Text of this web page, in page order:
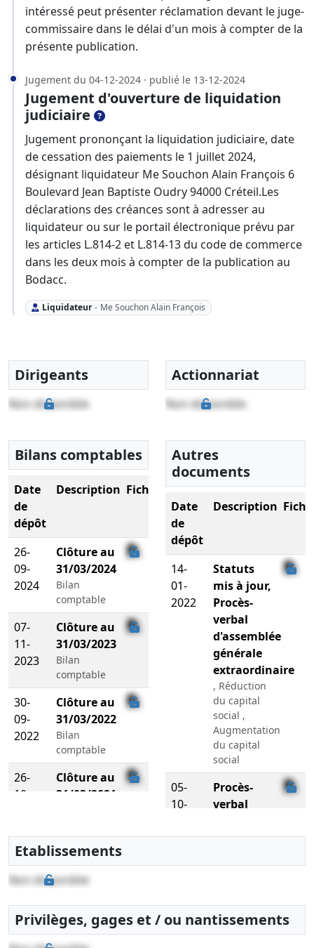
intéressé peut présenter réclamation devant le juge-
commissaire dans le délai d'un mois à compter de la
présente publication.
Jugement du 04-12-2024 · publié le 13-12-2024
Jugement d'ouverture de liquidation
judiciaire
Jugement prononçant la liquidation judiciaire, date
de cessation des paiements le 1 juillet 2024,
désignant liquidateur Me Souchon Alain François 6
Boulevard Jean Baptiste Oudry 94000 Créteil.Les
déclarations des créances sont à adresser au
liquidateur ou sur le portail électronique prévu par
les articles L.814-2 et L.814-13 du code de commerce
dans les deux mois à compter de la publication au
Bodacc.
Liquidateur - Me Souchon Alain François
Dirigeants
Non disponible
Actionnariat
Non disponible
Bilans comptables
Date
de
dépôt
Description Fichier
26-
09-
2024
Clôture au
31/03/2024
Bilan
comptable
07-
11-
2023
Clôture au
31/03/2023
Bilan
comptable
30-
09-
2022
Clôture au
31/03/2022
Bilan
comptable
26-
10-
Clôture au
31/03/2021
06-
11-
2018
Clôture au
31/03/2018
Bilan
14-
12-
Clôture au
31/03/2017
Autres
documents
Date
de
dépôt
Description
14-
01-
2022
Statuts
mis à jour,
Procès-
verbal
d'assemblée
générale
extraordinaire
, Réduction
du capital
social ,
Augmentation
du capital
social
05-
10-
Procès-
verbal
générale
sous
Etablissements
Non disponible
Privilèges, gages et / ou nantissements